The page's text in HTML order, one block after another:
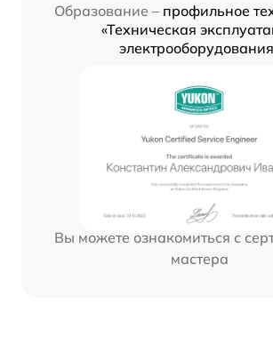
Образование – профильное
«Техническая
Вы можете ознакомиться с
мастера